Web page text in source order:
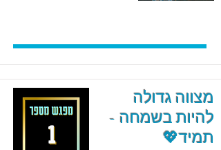
מצווה גדולה
להיות בשמחה -
תמיד💖